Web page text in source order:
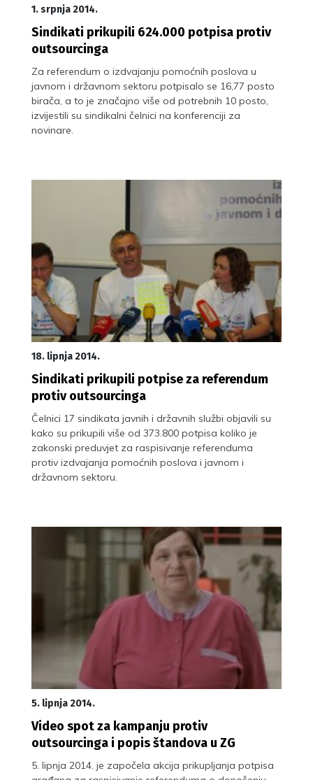
1. srpnja 2014.
Sindikati prikupili 624.000 potpisa protiv
outsourcinga
Za referendum o izdvajanju pomoćnih poslova u
javnom i državnom sektoru potpisalo se 16,77 posto
birača, a to je značajno više od potrebnih 10 posto,
izvijestili su sindikalni čelnici na konferenciji za
novinare.
18. lipnja 2014.
Sindikati prikupili potpise za referendum
protiv outsourcinga
Čelnici 17 sindikata javnih i državnih službi objavili su
kako su prikupili više od 373.800 potpisa koliko je
zakonski preduvjet za raspisivanje referenduma
protiv izdvajanja pomoćnih poslova i javnom i
državnom sektoru.
5. lipnja 2014.
Video spot za kampanju protiv
outsourcinga i popis štandova u ZG
5. lipnja 2014. je započela akcija prikupljanja potpisa